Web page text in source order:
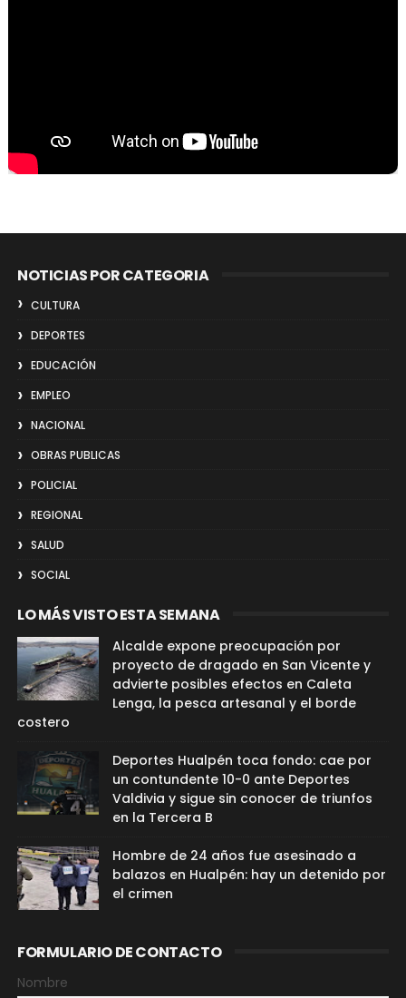
NOTICIAS POR CATEGORIA
CULTURA
DEPORTES
EDUCACIÓN
EMPLEO
NACIONAL
OBRAS PUBLICAS
POLICIAL
REGIONAL
SALUD
SOCIAL
LO MÁS VISTO ESTA SEMANA
Alcalde expone preocupación por
proyecto de dragado en San Vicente y
advierte posibles efectos en Caleta
Lenga, la pesca artesanal y el borde
costero
Deportes Hualpén toca fondo: cae por
un contundente 10-0 ante Deportes
Valdivia y sigue sin conocer de triunfos
en la Tercera B
Hombre de 24 años fue asesinado a
balazos en Hualpén: hay un detenido por
el crimen
FORMULARIO DE CONTACTO
Nombre